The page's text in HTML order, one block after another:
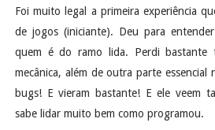
Foi muito legal a primeira experiência
de jogos (iniciante). Deu para
quem é do ramo lida. Perdi bastante
mecânica, além de outra parte essencial
bugs! E vieram bastante! E ele veem
sabe lidar muito bem como programou.